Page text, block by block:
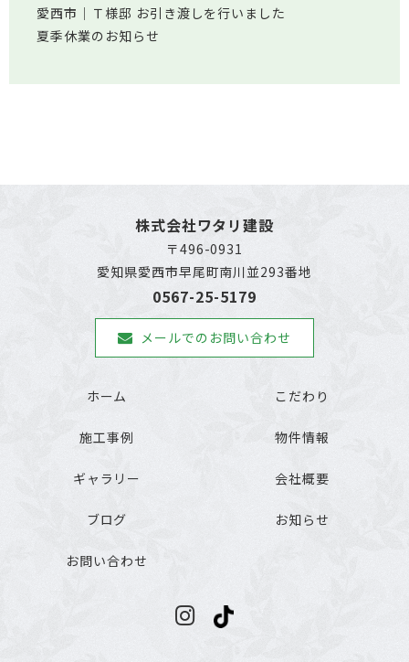
愛西市│Ｔ様邸 お引き渡しを行いました
夏季休業のお知らせ
株式会社ワタリ建設
〒496-0931
愛知県愛西市早尾町南川並293番地
0567-25-5179
メールでのお問い合わせ
ホーム こだわり
施工事例 物件情報
ギャラリー 会社概要
ブログ お知らせ
お問い合わせ